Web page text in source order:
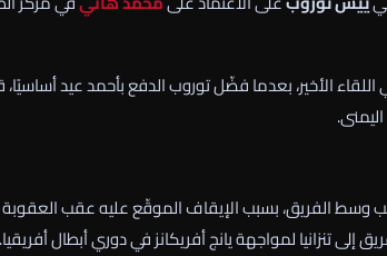
الأخير، بعدما فضّل توروب الدفع بأحمد عيد أساسيًا،
وسط الفريق، بسبب الإيقاف الموقّع عليه عقب العقوبة
إلى تنزانيا لمواجهة يانج أفريكانز في دوري أبطال أفريقيا.